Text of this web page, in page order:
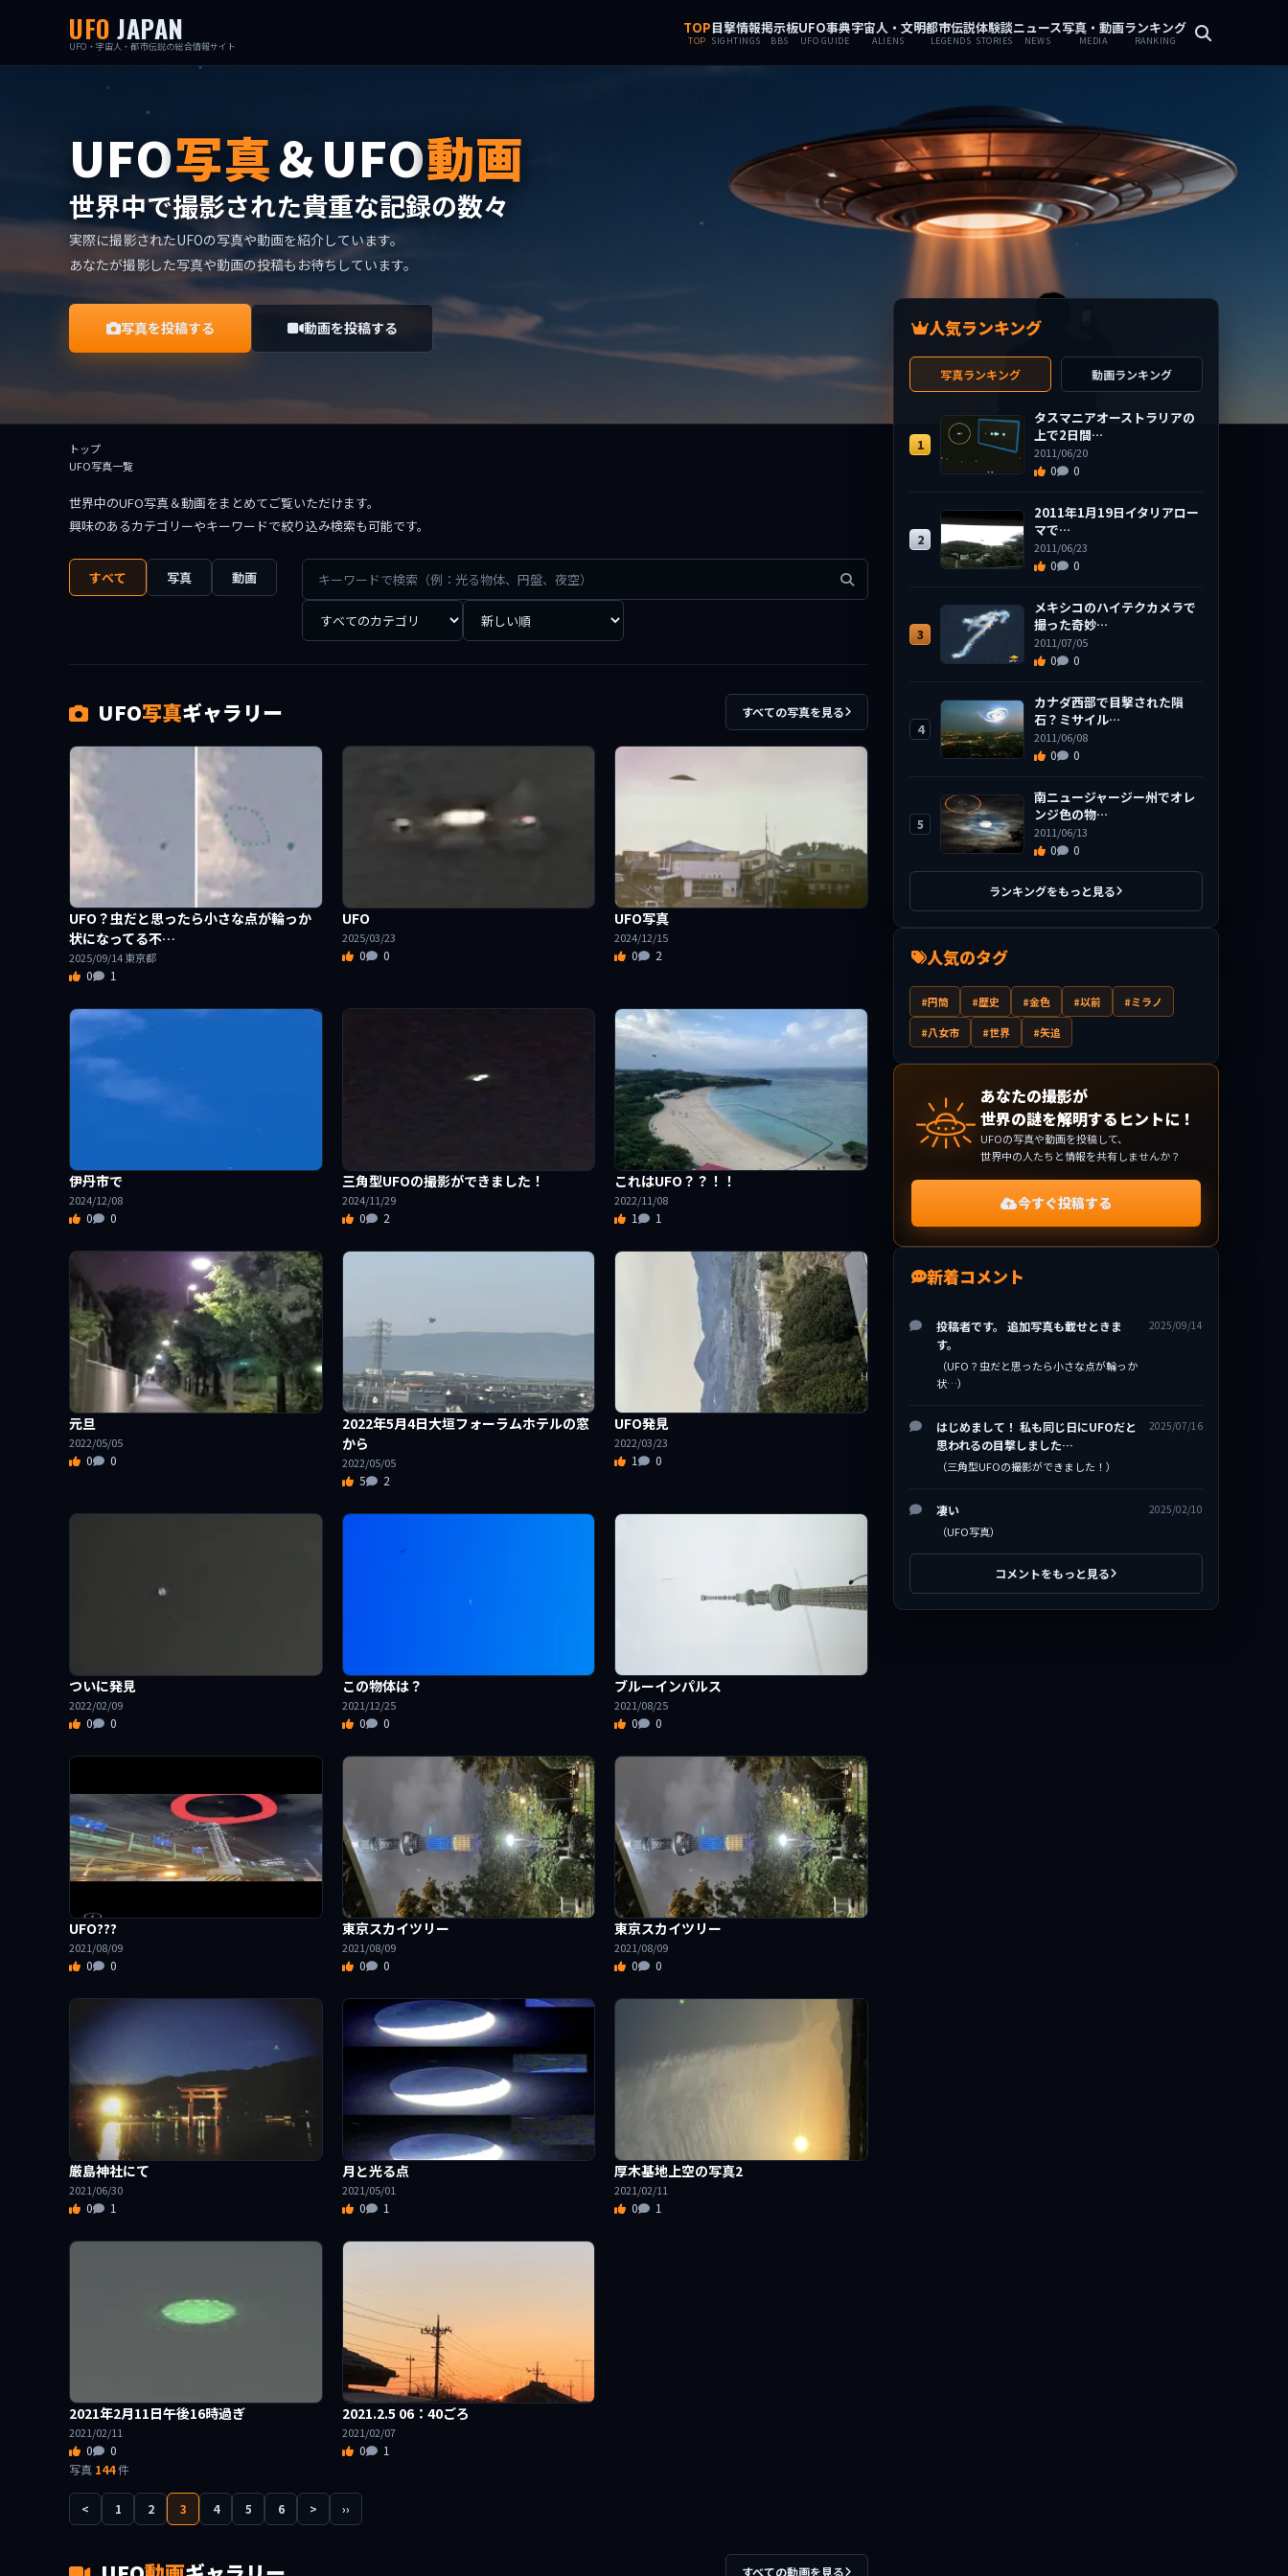
UFO JAPAN
UFO・宇宙人・都市伝説の総合情報サイト
TOP
TOP
目撃情報
SIGHTINGS
掲示板
BBS
UFO事典
UFO GUIDE
宇宙人・文明
ALIENS
都市伝説
LEGENDS
体験談
STORIES
ニュース
NEWS
写真・動画
MEDIA
ランキング
RANKING
UFO写真＆UFO動画
世界中で撮影された貴重な記録の数々
実際に撮影されたUFOの写真や動画を紹介しています。
あなたが撮影した写真や動画の投稿もお待ちしています。
写真を投稿する 動画を投稿する
トップ
UFO写真一覧
世界中のUFO写真＆動画をまとめてご覧いただけます。
興味のあるカテゴリーやキーワードで絞り込み検索も可能です。
すべて 写真 動画
UFO写真ギャラリー すべての写真を見る
UFO？虫だと思ったら小さな点が輪っか
状になってる不…
2025/09/14 東京都
0 1
UFO
2025/03/23
0 0
UFO写真
2024/12/15
0 2
伊丹市で
2024/12/08
0 0
三角型UFOの撮影ができました！
2024/11/29
0 2
これはUFO？？！！
2022/11/08
1 1
元旦
2022/05/05
0 0
2022年5月4日大垣フォーラムホテルの窓
から
2022/05/05
5 2
UFO発見
2022/03/23
1 0
ついに発見
2022/02/09
0 0
この物体は？
2021/12/25
0 0
ブルーインパルス
2021/08/25
0 0
UFO???
2021/08/09
0 0
東京スカイツリー
2021/08/09
0 0
東京スカイツリー
2021/08/09
0 0
厳島神社にて
2021/06/30
0 1
月と光る点
2021/05/01
0 1
厚木基地上空の写真2
2021/02/11
0 1
2021年2月11日午後16時過ぎ
2021/02/11
0 0
2021.2.5 06：40ごろ
2021/02/07
0
1
写真 144件
< 1 2 3 4 5 6 > ››
すべての動画を見る
人気ランキング
写真ランキング 動画ランキング
1
タスマニアオーストラリアの
上で2日間…
2011/06/20
0 0
2
2011年1月19日イタリアロー
マで…
2011/06/23
0 0
3
メキシコのハイテクカメラで
撮った奇妙…
2011/07/05
0 0
4
カナダ西部で目撃された隕
石？ミサイル…
2011/06/08
0 0
5
南ニュージャージー州でオレ
ンジ色の物…
2011/06/13
0 0
ランキングをもっと見る
人気のタグ
#円筒 #歴史 #金色 #以前
#ミラノ
#八女市
#世界 #矢追
あなたの撮影が
世界の謎を解明するヒントに！
UFOの写真や動画を投稿して、
世界中の人たちと情報を共有しませんか？
今すぐ投稿する
新着コメント
投稿者です。 追加写真も載せときま
す。
（UFO？虫だと思ったら小さな点が輪っか
状…）
2025/09/14
はじめまして！ 私も同じ日にUFOだと
思われるの目撃しました…
（三角型UFOの撮影ができました！）
2025/07/16
凄い
（UFO写真）
2025/02/10
コメントをもっと見る